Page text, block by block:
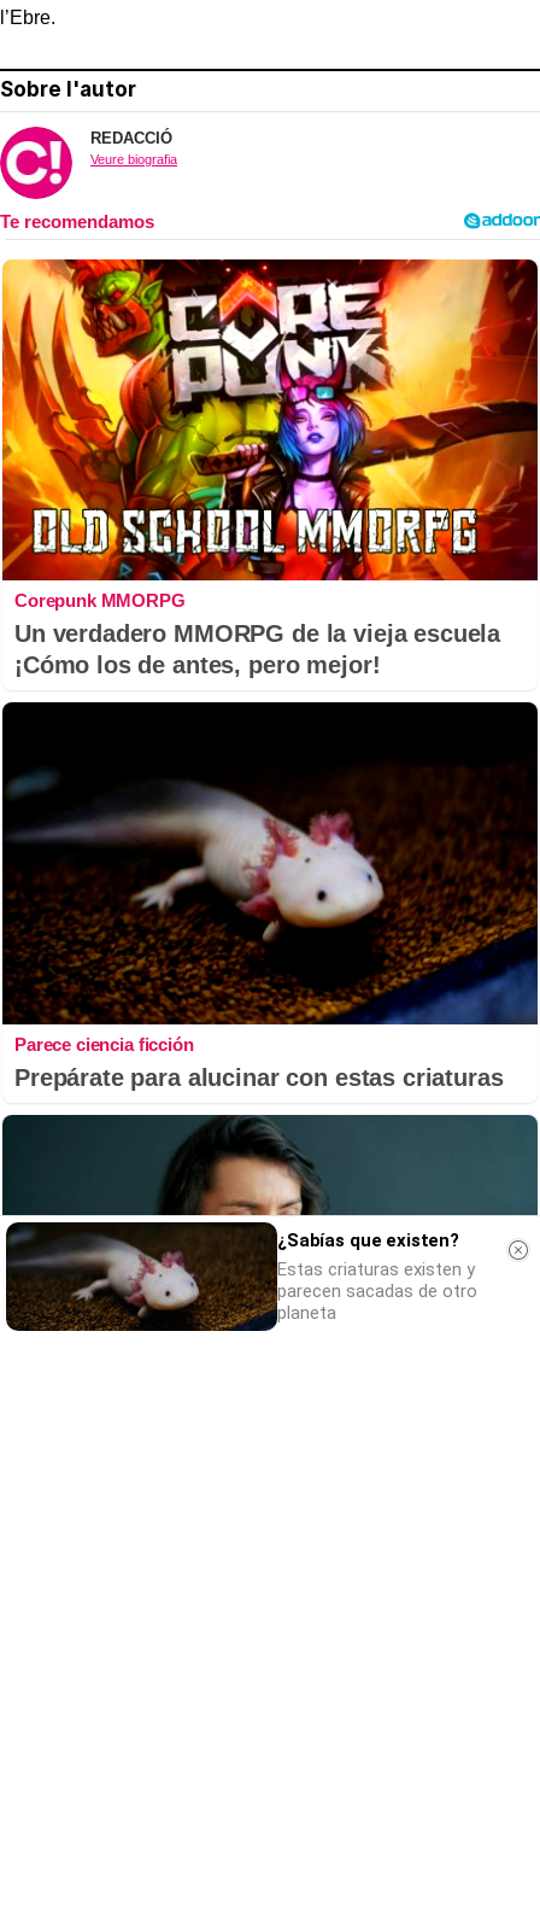
l’Ebre.
Sobre l'autor
REDACCIÓ
Veure biografia
Corepunk MMORPG
Un verdadero MMORPG de la vieja escuela
¡Cómo los de antes, pero mejor!
Parece ciencia ficción
Prepárate para alucinar con estas criaturas
¿Sabías que existen?
Estas criaturas existen y
parecen sacadas de otro
planeta